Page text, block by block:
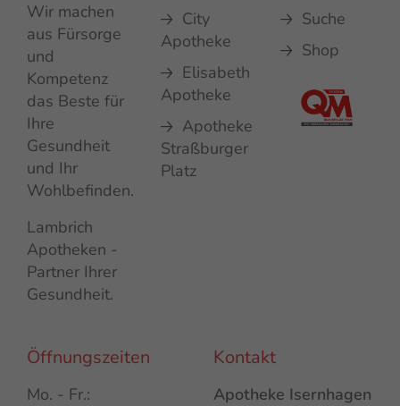
Wir machen
aus Fürsorge
und
Kompetenz
das Beste für
Ihre
Gesundheit
und Ihr
Wohlbefinden.
Lambrich
Apotheken -
Partner Ihrer
Gesundheit.
City
Apotheke
Elisabeth
Apotheke
Apotheke
Straßburger
Platz
Suche
Shop
Öffnungszeiten
Mo. - Fr.:
Kontakt
Apotheke Isernhagen